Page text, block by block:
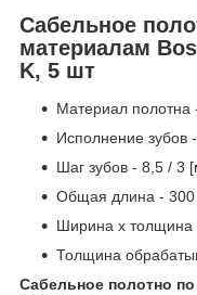
Сабельное
материалам
K, 5 шт
Материал полотна
Исполнение зубов
Шаг зубов - 8,5 / 3
Общая длина -
Ширина x толщина
Толщина
Сабельное полотно